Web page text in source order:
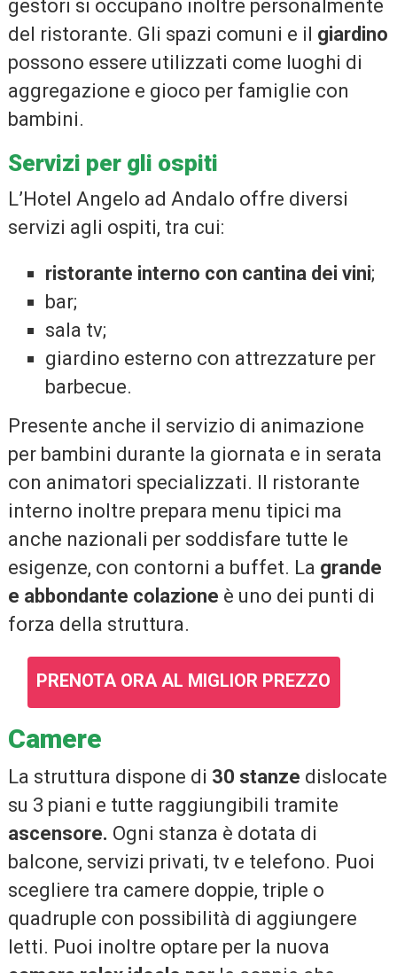
gestori si occupano inoltre personalmente
del ristorante. Gli spazi comuni e il giardino
possono essere utilizzati come luoghi di
aggregazione e gioco per famiglie con
bambini.
Servizi per gli ospiti
L’Hotel Angelo ad Andalo offre diversi
servizi agli ospiti, tra cui:
ristorante interno con cantina dei vini;
bar;
sala tv;
giardino esterno con attrezzature per
barbecue.
Presente anche il servizio di animazione
per bambini durante la giornata e in serata
con animatori specializzati. Il ristorante
interno inoltre prepara menu tipici ma
anche nazionali per soddisfare tutte le
esigenze, con contorni a buffet. La grande
e abbondante colazione è uno dei punti di
forza della struttura.
PRENOTA ORA AL MIGLIOR PREZZO
Camere
La struttura dispone di 30 stanze dislocate
su 3 piani e tutte raggiungibili tramite
ascensore. Ogni stanza è dotata di
balcone, servizi privati, tv e telefono. Puoi
scegliere tra camere doppie, triple o
quadruple con possibilità di aggiungere
letti. Puoi inoltre optare per la nuova